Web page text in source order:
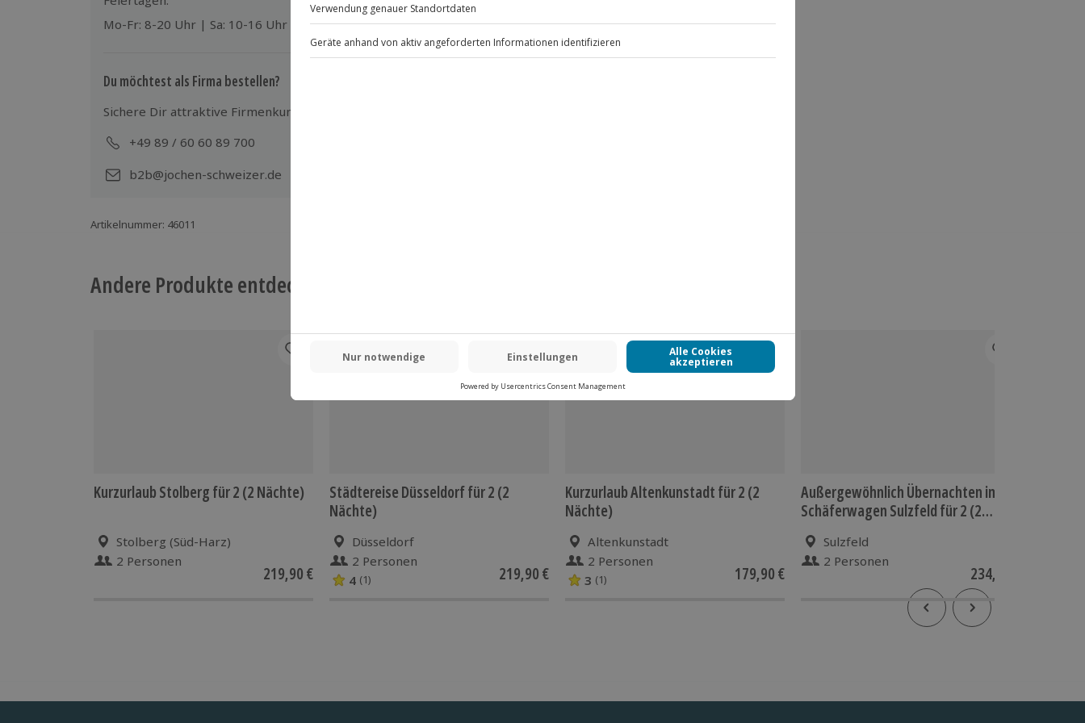
Mo-Fr: 8-20 Uhr | Sa: 10-16 Uhr
Du möchtest als Firma bestellen?
Sichere Dir attraktive Firmenkunden Vorteile.
+49 89 / 60 60 89 700
b2b@jochen-schweizer.de
Artikelnummer: 46011
Andere Produkte entdecken
Kurzurlaub Stolberg für 2 (2 Nächte)
Stolberg (Süd-Harz)
2 Personen
219,90 €
Städtereise Düsseldorf für 2 (2
Nächte)
Düsseldorf
2 Personen
4 (1) 219,90 €
Kurzurlaub Altenkunstadt für 2 (2
Nächte)
Altenkunstadt
2 Personen
3 (1) 179,90 €
Außergewöhnlich Übernachten im
Schäferwagen Sulzfeld für 2 (2
Sulzfeld
2 Personen
234,90 €